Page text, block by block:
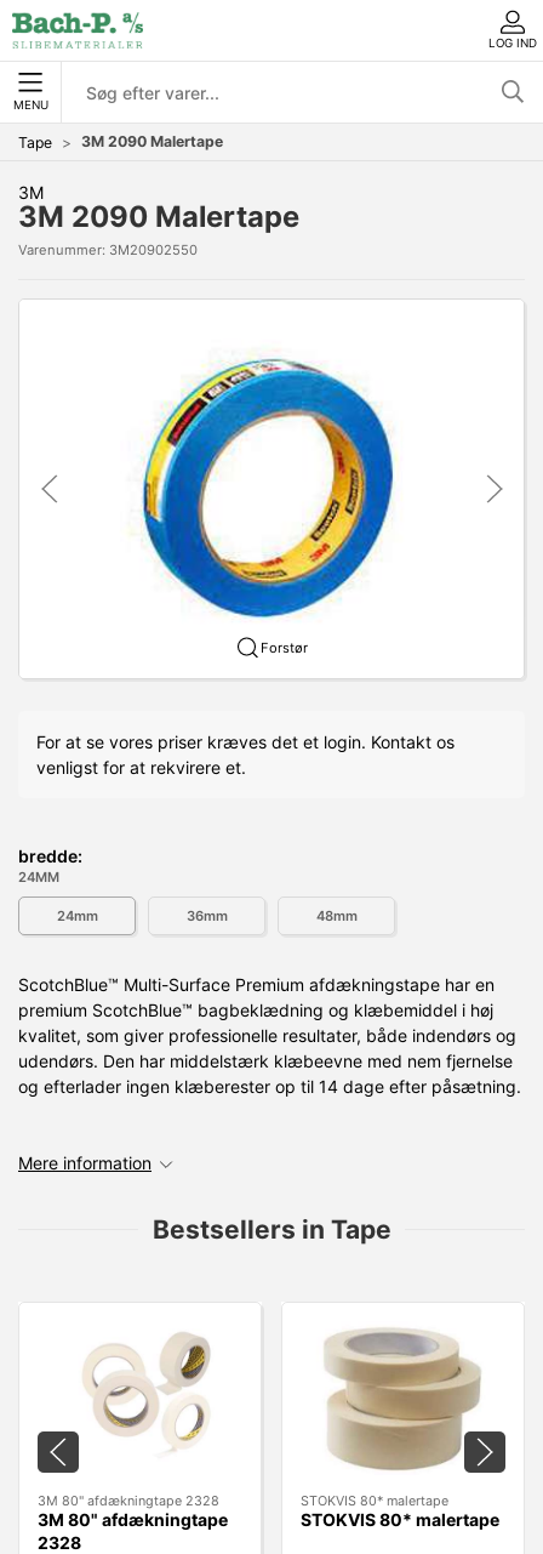
LOG IND
MENU
Tape 3M 2090 Malertape
3M
3M 2090 Malertape
Varenummer: 3M20902550
Forstør
For at se vores priser kræves det et login. Kontakt os
venligst for at rekvirere et.
bredde:
24MM
24mm 36mm 48mm
ScotchBlue™ Multi-Surface Premium afdækningstape har en
premium ScotchBlue™ bagbeklædning og klæbemiddel i høj
kvalitet, som giver professionelle resultater, både indendørs og
udendørs. Den har middelstærk klæbeevne med nem fjernelse
og efterlader ingen klæberester op til 14 dage efter påsætning.
Mere information
Bestsellers in Tape
3M 80" afdækningtape 2328
3M 80" afdækningtape
2328
STOKVIS 80* malertape
STOKVIS 80* malertape